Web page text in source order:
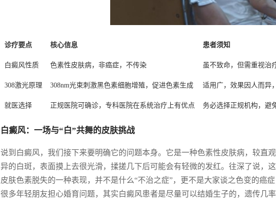
诊疗要点 核心信息 患者须知
白癜风性质 色素性皮肤病，非癌症，不传染 虽不致命，但需重视治
308激光原理 308nm光束刺激黑色素细胞增殖，促进色素生成 适用广，效果因人而异
就医选择 正规医院可确诊，专科医院在系统治疗上有优点 务必选择正规机构，避
白癜风：一场与“白”共舞的皮肤挑战
说到白癜风，我们接下来要明确它的问题本身。它是一种色素性皮肤病，较直
异的白斑，表面摸上去很光滑，揉搓几下后可能会有轻微的发红。往深了说，
皮肤色素脱失的一种表现，并不是什么“不治之症”，更不是大家谈之色变的癌
很多年轻朋友担心婚育问题，其实白癜风患者是尽量可以结婚生子的，遗传几